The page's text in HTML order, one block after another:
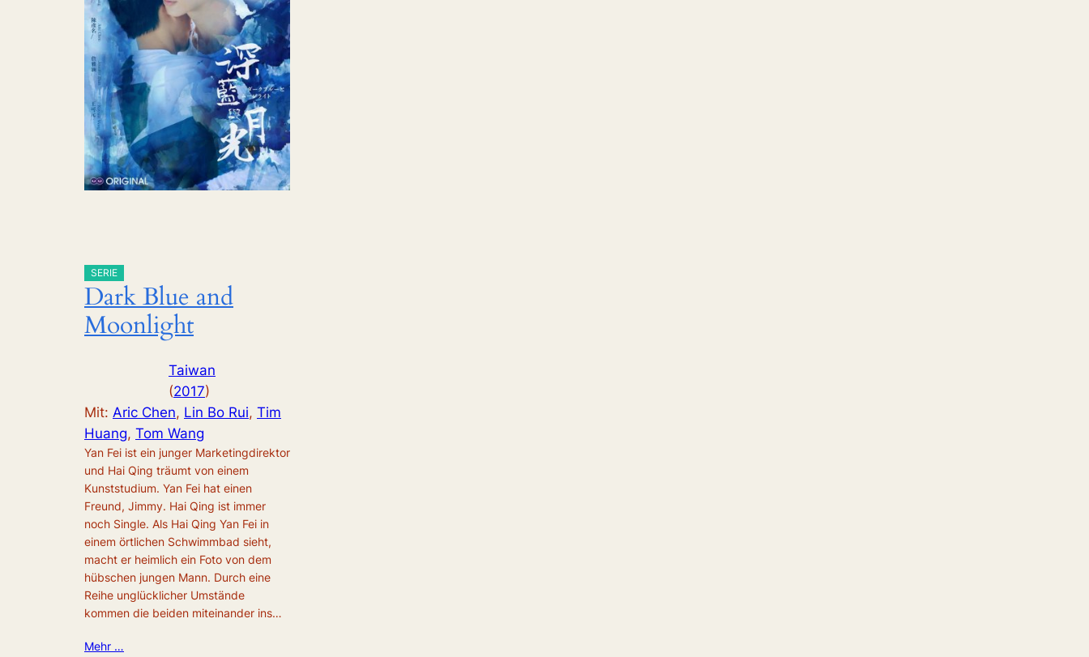
SERIE
Dark Blue and
Moonlight
Taiwan
(2017)
Mit: Aric Chen, Lin Bo Rui, Tim
Huang, Tom Wang
Yan Fei ist ein junger Marketingdirektor
und Hai Qing träumt von einem
Kunststudium. Yan Fei hat einen
Freund, Jimmy. Hai Qing ist immer
noch Single. Als Hai Qing Yan Fei in
einem örtlichen Schwimmbad sieht,
macht er heimlich ein Foto von dem
hübschen jungen Mann. Durch eine
Reihe unglücklicher Umstände
kommen die beiden miteinander ins…
Mehr …